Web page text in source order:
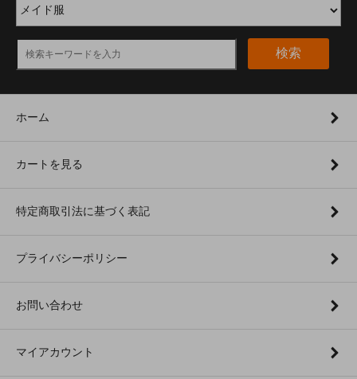
検索
ホーム
カートを見る
特定商取引法に基づく表記
プライバシーポリシー
お問い合わせ
マイアカウント